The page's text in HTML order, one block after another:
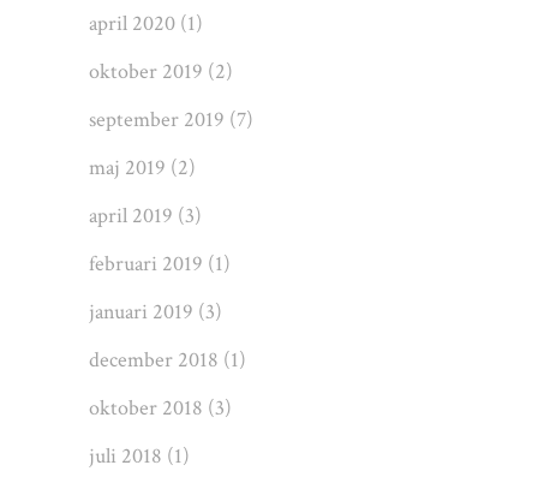
april 2020 (1)
oktober 2019 (2)
september 2019 (7)
maj 2019 (2)
april 2019 (3)
februari 2019 (1)
januari 2019 (3)
december 2018 (1)
oktober 2018 (3)
juli 2018 (1)